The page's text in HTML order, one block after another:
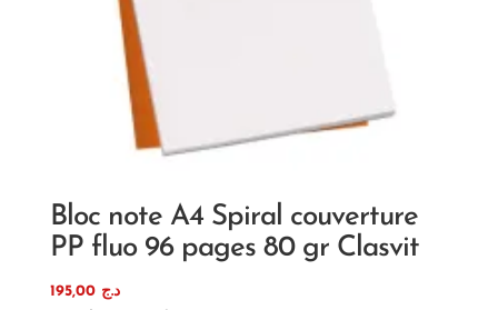
Bloc note A4 Spiral couverture
PP fluo 96 pages 80 gr Clasvit
د.ج 195,00